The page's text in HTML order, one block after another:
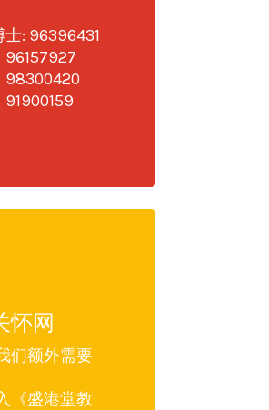
: 96396431
98300420
怀网
们额外需要
《盛港堂教